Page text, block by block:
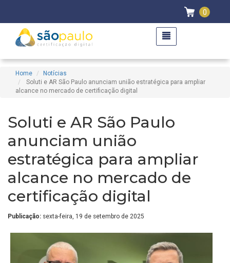
0
Home
Notícias
Soluti e AR São Paulo anunciam união estratégica para ampliar
alcance no mercado de certificação digital
Soluti e AR São Paulo
anunciam união
estratégica para ampliar
alcance no mercado de
certificação digital
Publicação: sexta-feira, 19 de setembro de 2025